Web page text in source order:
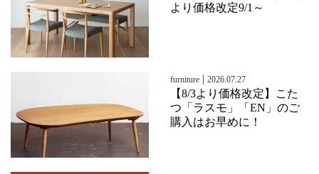
より価格改定9/1～
furniture | 2026.07.27
【8/3より価格改定】こた
つ「ラスモ」「EN」のご
購入はお早めに！